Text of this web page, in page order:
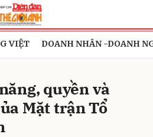
VIỆT DOANH NHÂN -DOANH
quyền và
Mặt trận Tổ